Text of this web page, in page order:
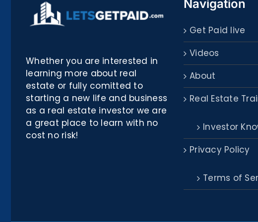
Whether you are interested in
learning more about real
estate or fully comitted to
starting a new life and business
as a real estate investor we are
a great place to learn with no
cost no risk!
Navigation
Get Paid live
Videos
About
Real Estate
Investor
Privacy Policy
Terms of